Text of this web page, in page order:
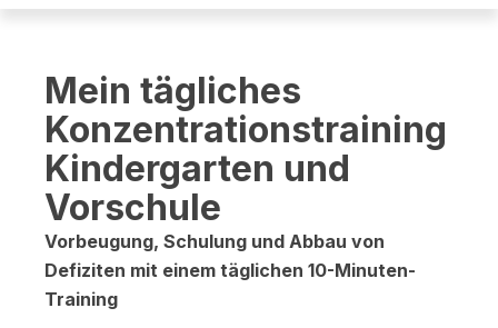
Mein tägliches
Konzentrationstraining
Kindergarten und
Vorschule
Vorbeugung, Schulung und Abbau von
Defiziten mit einem täglichen 10-Minuten-
Training